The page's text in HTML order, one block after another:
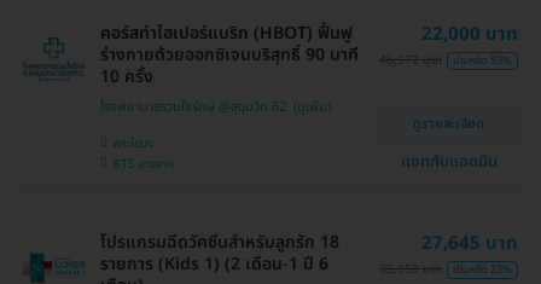
จันทบุรี , อุบลราชธานี , พระนครศรีอยุธยา , สุราษฎ์
ธานี , อุดรธานี , ปราจีนบุรี , กระบี่
คอร์สทำไฮเปอร์แบริก (HBOT) ฟื้นฟู
ร่างกายด้วยออกซิเจนบริสุทธิ์ 90 นาที
10 ครั้ง
โรงพยาบาลรวมใจรักษ์ @สุขุมวิท 62
พระโขนง
BTS บางจาก
22,000 บาท
46,572 บาท ประหยัด 53%
ดูรายละเอียด
แชทกับแอดมิน
โปรแกรมฉีดวัคซีนสำหรับลูกรัก 18
รายการ (Kids 1) (2 เดือน-1 ปี 6
27,645 บาท
35,950 บาท ประหยัด 23%